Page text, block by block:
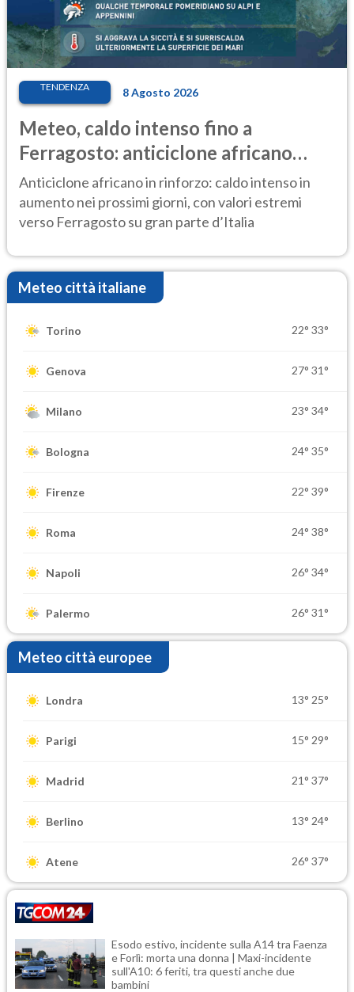
TENDENZA 8 Agosto 2026
Meteo, caldo intenso fino a
Ferragosto: anticiclone africano
ancora protagonista
Anticiclone africano in rinforzo: caldo intenso in
aumento nei prossimi giorni, con valori estremi
verso Ferragosto su gran parte d’Italia
Meteo città italiane
Torino 22° 33°
Genova 27° 31°
Milano 23° 34°
Bologna 24° 35°
Firenze 22° 39°
Roma 24° 38°
Napoli 26° 34°
Palermo 26° 31°
Meteo città europee
Londra 13° 25°
Parigi 15° 29°
Madrid 21° 37°
Berlino 13° 24°
Atene 26° 37°
Esodo estivo, incidente sulla A14 tra Faenza
e Forlì: morta una donna | Maxi-incidente
sull'A10: 6 feriti, tra questi anche due
bambini